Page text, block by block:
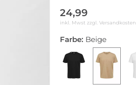
24,99
inkl. Mwst zzgl. Versandkosten
Farbe: Beige